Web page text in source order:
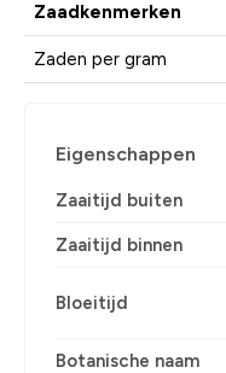
Zaadkenmerken
Zaden per gram
Eigenschappen
Zaaitijd buiten
Zaaitijd binnen
Bloeitijd
Botanische naam